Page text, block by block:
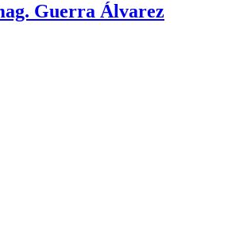
Guerra Álvarez